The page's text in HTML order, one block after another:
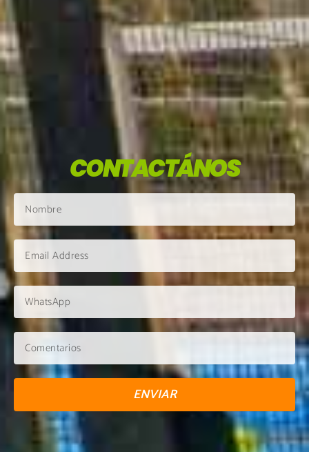
CONTACTÁNOS
ENVIAR